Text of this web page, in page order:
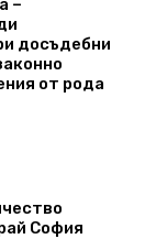
–
досъдебни
от рода
София